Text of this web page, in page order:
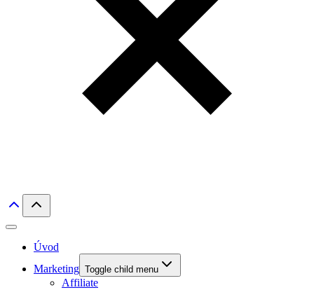
Úvod
Marketing Toggle child menu
Affiliate